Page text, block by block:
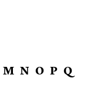
M N O P Q